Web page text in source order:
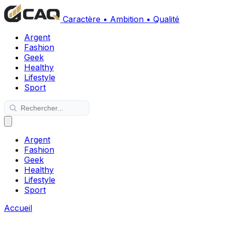
Caractère • Ambition • Qualité
Argent
Fashion
Geek
Healthy
Lifestyle
Sport
Argent
Fashion
Geek
Healthy
Lifestyle
Sport
Accueil